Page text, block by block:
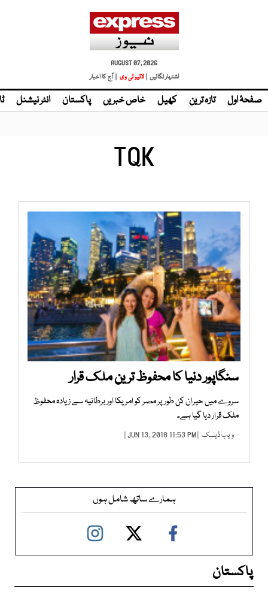
AUGUST 07, 2026
اشتہار لگائیں | لائیو ٹی وی | آج کا اخبار
صفحۂ اول تازہ ترین کھیل خاص خبریں پاکستان انٹر نیشنل
TQK
سنگاپور دنیا کا محفوظ ترین ملک قرار
سروے میں حیران کن طور پر مصر کو امریکا اور برطانیہ سے زیادہ محفوظ
ملک قرار دیا گیا ہے۔
ویب ڈیسک | JUN 13, 2018 11:53 PM |
ہمارے ساتھ شامل ہوں
پاکستان